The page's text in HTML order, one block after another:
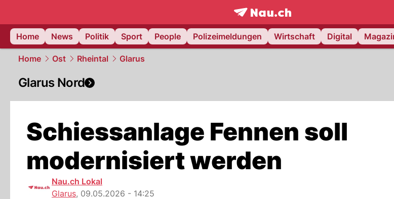
frontpage.NAU.ch
Home
News Politik Sport People Polizeimeldungen Wirtschaft Digital
Home Ost Rheintal Glarus
Glarus Nord
Schiessanlage Fennen soll
modernisiert werden
Nau.ch Lokal
Glarus, 09.05.2026 - 14:25